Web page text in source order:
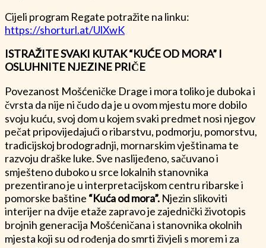
Cijeli program Regate potražite na linku:
https://shorturl.at/UlXwK
ISTRAŽITE SVAKI KUTAK “KUĆE OD MORA” I
OSLUHNITE NJEZINE PRIČE
Povezanost Mošćeničke Drage i mora toliko je duboka i
čvrsta da nije ni čudo da je u ovom mjestu more dobilo
svoju kuću, svoj dom u kojem svaki predmet nosi njegov
pečat pripovijedajući o ribarstvu, podmorju, pomorstvu,
tradicijskoj brodogradnji, mornarskim vještinama te
razvoju draške luke. Sve naslijeđeno, sačuvano i
smješteno duboko u srce lokalnih stanovnika
prezentirano je u interpretacijskom centru ribarske i
pomorske baštine “Kuća od mora”. Njezin slikoviti
interijer na dvije etaže zapravo je zajednički životopis
brojnih generacija Mošćeničana i stanovnika okolnih
mjesta koji su od rođenja do smrti živjeli s morem i za